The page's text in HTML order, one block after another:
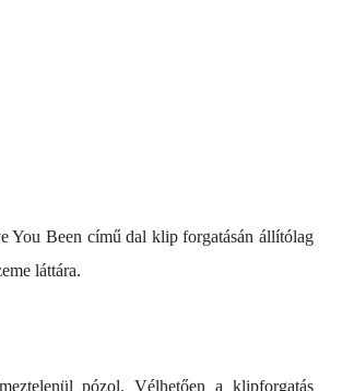
You Been című dal klip forgatásán állítólag
láttára.
pózol. Vélhetően a klipforgatás